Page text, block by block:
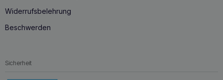
Widerrufsbelehrung
Beschwerden
Sicherheit